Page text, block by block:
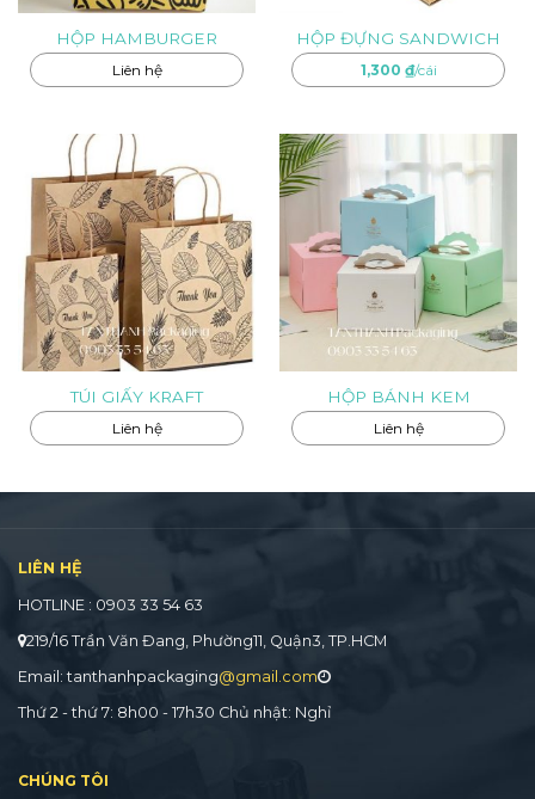
HỘP HAMBURGER
Liên hệ
HỘP ĐỰNG SANDWICH
1,300 ₫/cái
TÚI GIẤY KRAFT
Liên hệ
HỘP BÁNH KEM
Liên hệ
LIÊN HỆ
HOTLINE : 0903 33 54 63
219/16 Trần Văn Đang, Phường11, Quận3, TP.HCM
Email: tanthanhpackaging@gmail.com
Thứ 2 - thứ 7: 8h00 - 17h30 Chủ nhật: Nghỉ
CHÚNG TÔI